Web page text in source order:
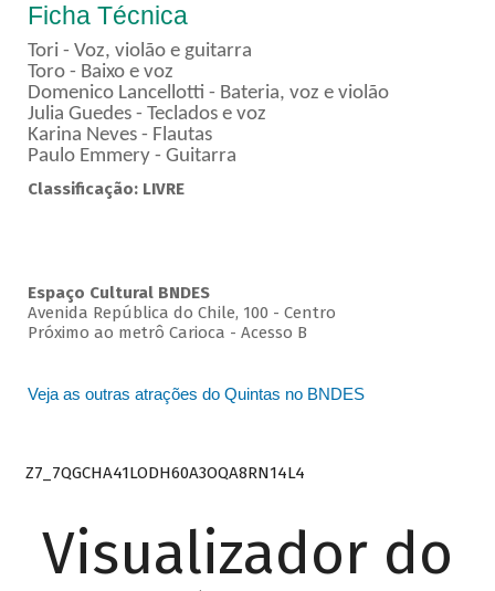
Ficha Técnica
Tori - Voz, violão e guitarra
Toro - Baixo e voz
Domenico Lancellotti - Bateria, voz e violão
Julia Guedes - Teclados e voz
Karina Neves - Flautas
Paulo Emmery - Guitarra
Classificação: LIVRE
Espaço Cultural BNDES
Avenida República do Chile, 100 - Centro
Próximo ao metrô Carioca - Acesso B
Veja as outras atrações do Quintas no BNDES
Z7_7QGCHA41LODH60A3OQA8RN14L4
Visualizador do